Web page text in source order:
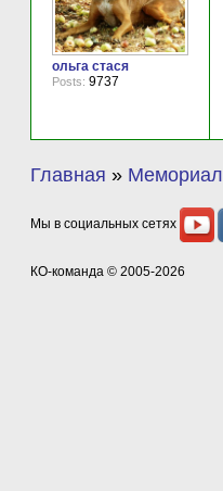
ольга стася
Posts: 9737
Главная » Мемориал
Мы в социальных сетях
КО-команда © 2005-2026